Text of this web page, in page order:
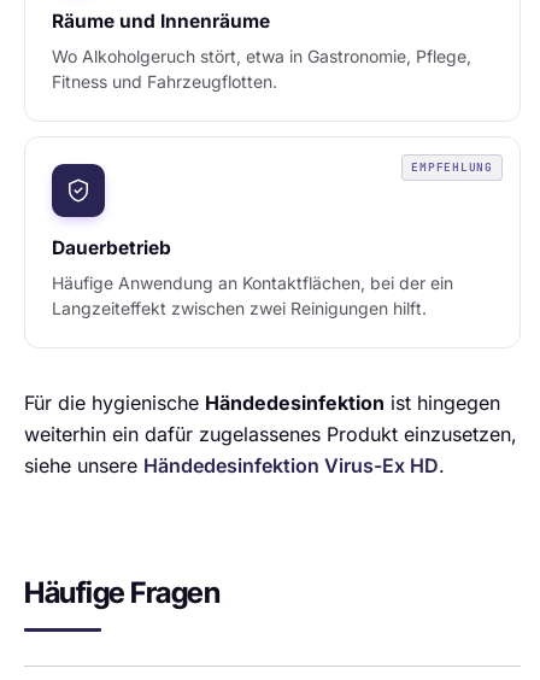
Räume und Innenräume
Wo Alkoholgeruch stört, etwa in Gastronomie, Pflege,
Fitness und Fahrzeugflotten.
EMPFEHLUNG
Dauerbetrieb
Häufige Anwendung an Kontaktflächen, bei der ein
Langzeiteffekt zwischen zwei Reinigungen hilft.
Für die hygienische Händedesinfektion ist hingegen
weiterhin ein dafür zugelassenes Produkt einzusetzen,
siehe unsere Händedesinfektion Virus-Ex HD.
Häufige Fragen